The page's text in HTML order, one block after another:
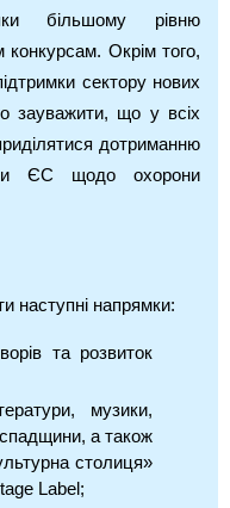
більшому рівню
Окрім того,
сектору нових
зауважити, що у всіх
дотриманню
ЄС щодо охорони
наступні напрямки:
та розвиток
музики,
спадщини, а також
столиця»
Label;